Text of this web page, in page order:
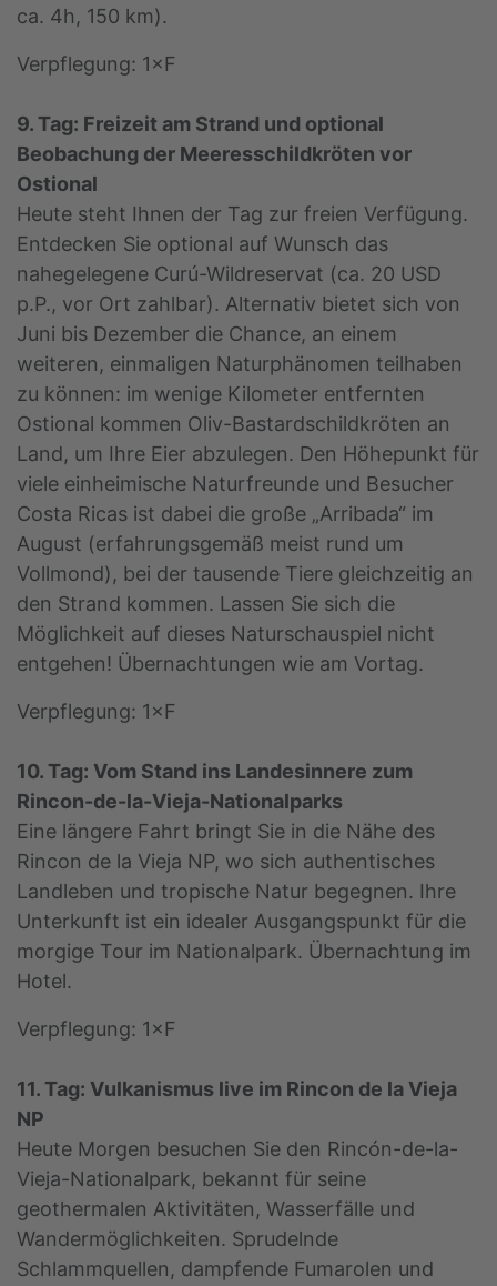
ca. 4h, 150 km).
Verpflegung: 1×F
9. Tag: Freizeit am Strand und optional
Beobachung der Meeresschildkröten vor
Ostional
Heute steht Ihnen der Tag zur freien Verfügung.
Entdecken Sie optional auf Wunsch das
nahegelegene Curú-Wildreservat (ca. 20 USD
p.P., vor Ort zahlbar). Alternativ bietet sich von
Juni bis Dezember die Chance, an einem
weiteren, einmaligen Naturphänomen teilhaben
zu können: im wenige Kilometer entfernten
Ostional kommen Oliv-Bastardschildkröten an
Land, um Ihre Eier abzulegen. Den Höhepunkt für
viele einheimische Naturfreunde und Besucher
Costa Ricas ist dabei die große „Arribada“ im
August (erfahrungsgemäß meist rund um
Vollmond), bei der tausende Tiere gleichzeitig an
den Strand kommen. Lassen Sie sich die
Möglichkeit auf dieses Naturschauspiel nicht
entgehen! Übernachtungen wie am Vortag.
Verpflegung: 1×F
10. Tag: Vom Stand ins Landesinnere zum
Rincon-de-la-Vieja-Nationalparks
Eine längere Fahrt bringt Sie in die Nähe des
Rincon de la Vieja NP, wo sich authentisches
Landleben und tropische Natur begegnen. Ihre
Unterkunft ist ein idealer Ausgangspunkt für die
morgige Tour im Nationalpark. Übernachtung im
Hotel.
Verpflegung: 1×F
11. Tag: Vulkanismus live im Rincon de la Vieja
NP
Heute Morgen besuchen Sie den Rincón-de-la-
Vieja-Nationalpark, bekannt für seine
geothermalen Aktivitäten, Wasserfälle und
Wandermöglichkeiten. Sprudelnde
Schlammquellen, dampfende Fumarolen und